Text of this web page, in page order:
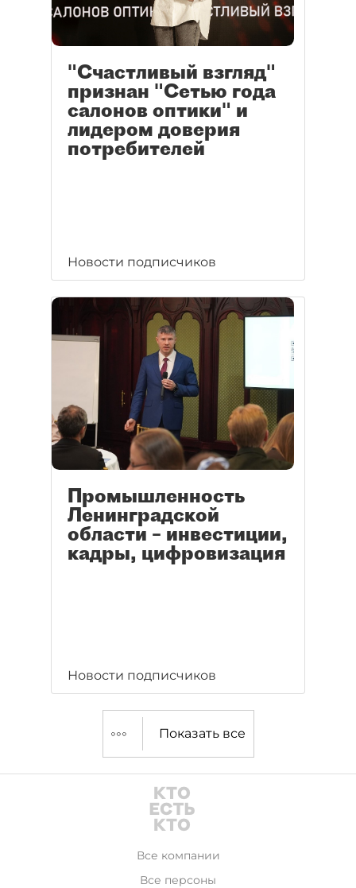
"Счастливый взгляд"
признан "Сетью года
салонов оптики" и
лидером доверия
потребителей
Новости подписчиков
Промышленность
Ленинградской
области – инвестиции,
кадры, цифровизация
Новости подписчиков
Показать все
Все компании
Все персоны